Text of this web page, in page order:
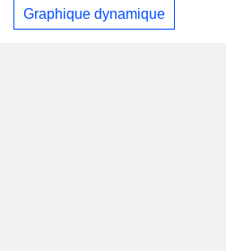
Graphique dynamique